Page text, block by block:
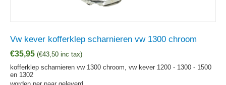
Vw kever kofferklep scharnieren vw 1300 chroom
€35,95 (€43,50 inc tax)
kofferklep scharnieren vw 1300 chroom, vw kever 1200 - 1300 - 1500
en 1302